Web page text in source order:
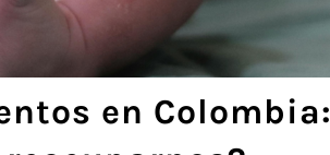
en Colombia: